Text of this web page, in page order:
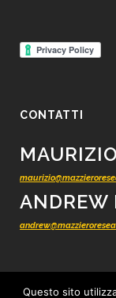
CONTATTI
ANDREW
Questo sito